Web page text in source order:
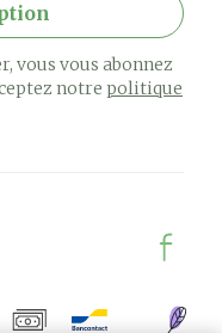
vous vous abonnez
notrepolitique